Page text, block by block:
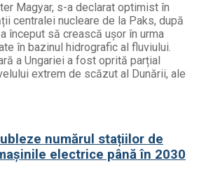
Magyar, s-a declarat optimist în
centralei nucleare de la Paks, după
început să crească ușor în urma
în bazinul hidrografic al fluviului.
a Ungariei a fost oprită parțial
extrem de scăzut al Dunării, ale
numărul stațiilor de
electrice până în 2030